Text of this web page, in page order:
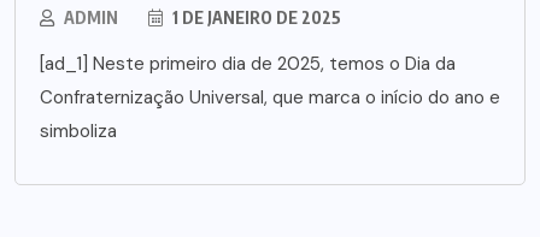
ADMIN 1 DE JANEIRO DE 2025
[ad_1] Neste primeiro dia de 2025, temos o Dia da
Confraternização Universal, que marca o início do ano e
simboliza